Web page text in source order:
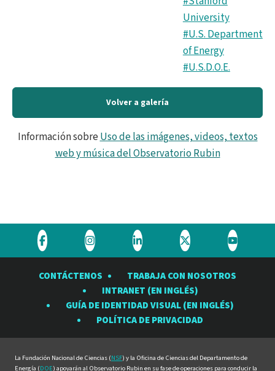
University
#U.S. Department
of Energy
#U.S.D.O.E.
Volver a galería
Información sobreUso de las imágenes, videos, textos
web y música del Observatorio Rubin
Visite
Observatorio
Visite
Observatorio
Rubin
en
Visite
Observatorio
Rubin
en
Visite
Observatorio
Rubin
en
Visite
Rubin
en
CONTÁCTENOS
TRABAJA CON NOSOTROS
INTRANET (EN INGLÉS)
GUÍA DE IDENTIDAD VISUAL (EN INGLÉS)
POLÍTICA DE PRIVACIDAD
La Fundación Nacional de Ciencias (NSF) y la Oficina de Ciencias del Departamento de
Energía (DOE) apoyarán al Observatorio Rubin en su fase de operaciones para conducir la